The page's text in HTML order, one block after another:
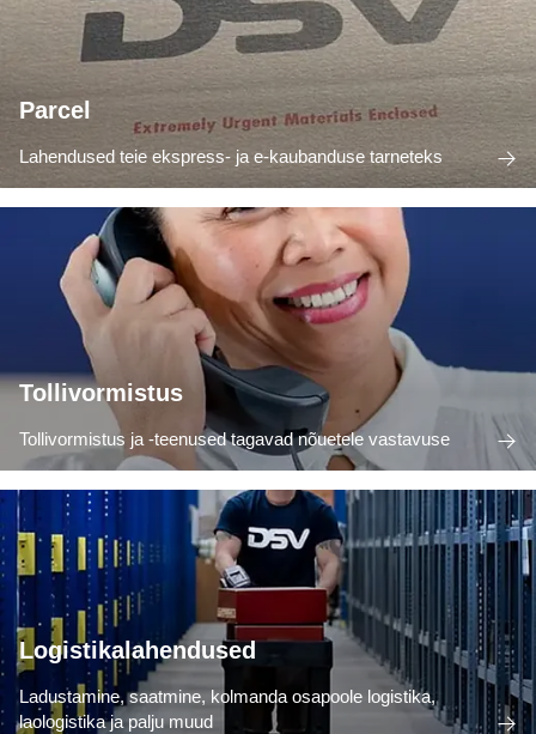
Parcel
Lahendused teie ekspress- ja e-kaubanduse tarneteks
Tollivormistus
Tollivormistus ja -teenused tagavad nõuetele vastavuse
Logistikalahendused
Ladustamine, saatmine, kolmanda osapoole logistika,
laologistika ja palju muud